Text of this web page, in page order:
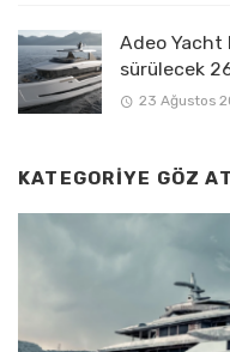
Adeo Yacht
sürülecek
23 Ağustos
KATEGORIYE GÖZ